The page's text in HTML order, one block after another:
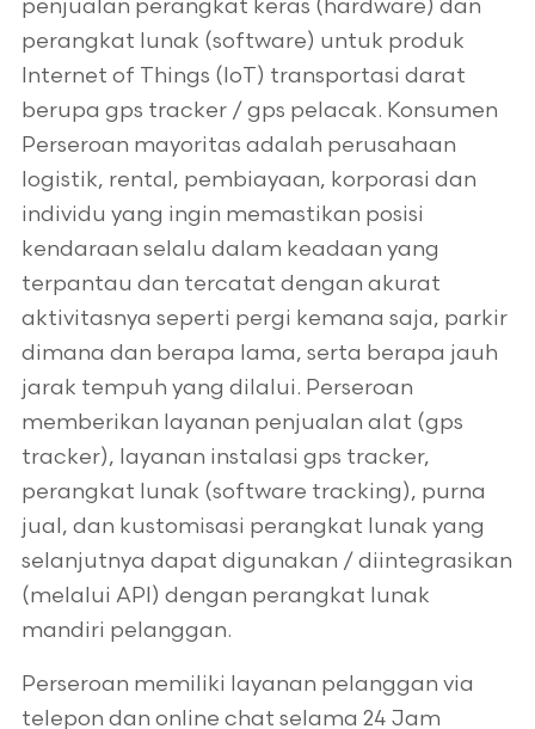
penjualan perangkat keras (hardware) dan
perangkat lunak (software) untuk produk
Internet of Things (IoT) transportasi darat
berupa gps tracker / gps pelacak. Konsumen
Perseroan mayoritas adalah perusahaan
logistik, rental, pembiayaan, korporasi dan
individu yang ingin memastikan posisi
kendaraan selalu dalam keadaan yang
terpantau dan tercatat dengan akurat
aktivitasnya seperti pergi kemana saja, parkir
dimana dan berapa lama, serta berapa jauh
jarak tempuh yang dilalui. Perseroan
memberikan layanan penjualan alat (gps
tracker), layanan instalasi gps tracker,
perangkat lunak (software tracking), purna
jual, dan kustomisasi perangkat lunak yang
selanjutnya dapat digunakan / diintegrasikan
(melalui API) dengan perangkat lunak
mandiri pelanggan.
Perseroan memiliki layanan pelanggan via
telepon dan online chat selama 24 Jam